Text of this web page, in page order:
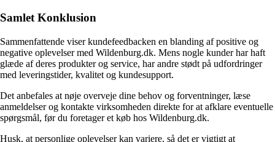
Samlet Konklusion
Sammenfattende viser kundefeedbacken en blanding af positive og
negative oplevelser med Wildenburg.dk. Mens nogle kunder har haft
glæde af deres produkter og service, har andre stødt på udfordringer
med leveringstider, kvalitet og kundesupport.
Det anbefales at nøje overveje dine behov og forventninger, læse
anmeldelser og kontakte virksomheden direkte for at afklare eventuelle
spørgsmål, før du foretager et køb hos Wildenburg.dk.
Husk, at personlige oplevelser kan variere, så det er vigtigt at